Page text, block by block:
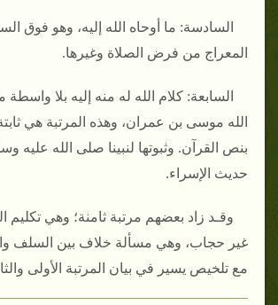
السادسة‏:‏ ما أوحاه الله إليه، وهو فوق
المعراج من فرض الصلاة وغيرها‏.‏
السابعة‏:‏ كلام الله له منه إليه بلا
الله موسى بن عمران، وهذه المرتبة هي
بنص القرآن‏.‏ وثبوتها لنبينا صلى الله عليه
حديث الإسراء‏.‏
وقـد زاد بعضهم مرتبة ثامنة؛ وهي تكليم
غير حجاب، وهي مسألة خلاف بين السلف
مع تلخيص يسير في بيان المرتبة الأولى